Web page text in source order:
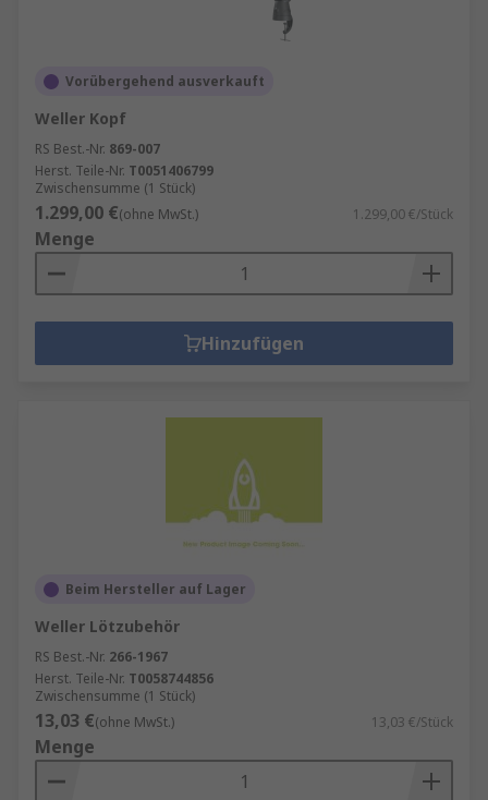
Vorübergehend ausverkauft
Weller Kopf
RS Best.-Nr. 869-007
Herst. Teile-Nr. T0051406799
Zwischensumme (1 Stück)
1.299,00 €(ohne MwSt.) 1.299,00 €/Stück
Menge
Hinzufügen
Beim Hersteller auf Lager
Weller Lötzubehör
RS Best.-Nr. 266-1967
Herst. Teile-Nr. T0058744856
Zwischensumme (1 Stück)
13,03 €(ohne MwSt.) 13,03 €/Stück
Menge